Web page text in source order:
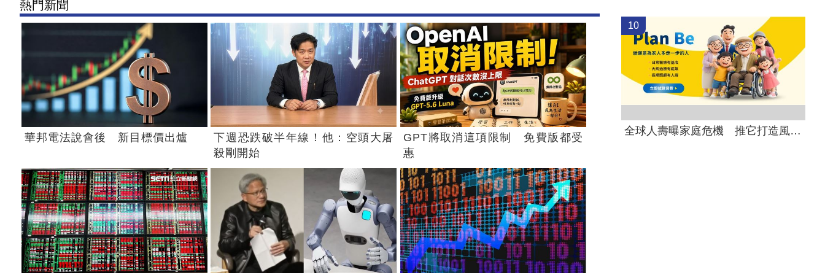
熱門新聞
華邦電法說會後 新目標價出爐
下週恐跌破半年線！他：空頭大屠
殺剛開始
GPT將取消這項限制 免費版都受
惠
10
全球人壽曝家庭危機 推它打造風險防護網